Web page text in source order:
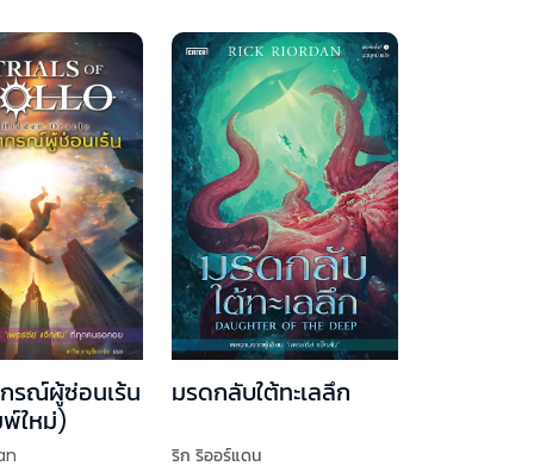
รณ์ผู้ซ่อนเร้น
ใหม่)
มรดกลับใต้ทะเลลึก
ริก ริออร์แดน